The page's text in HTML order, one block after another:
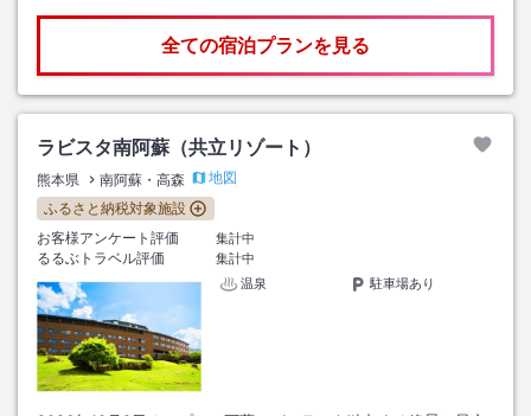
全ての宿泊プランを見る
ラビスタ南阿蘇（共立リゾート）
熊本県 南阿蘇・高森
地図
ふるさと納税対象施設
お客様アンケート評価
集計中
るるぶトラベル評価
集計中
温泉
駐車場あり